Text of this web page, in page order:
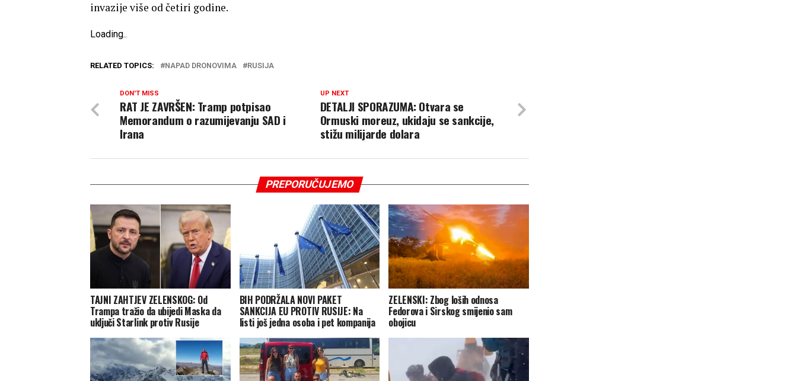
invazije više od četiri godine.
Loading...
RELATED TOPICS: NAPAD DRONOVIMA RUSIJA
UP NEXT
DETALJI SPORAZUMA: Otvara se
Ormuski moreuz, ukidaju se sankcije,
stižu milijarde dolara
DON'T MISS
RAT JE ZAVRŠEN: Tramp potpisao
Memorandum o razumijevanju SAD i
Irana
PREPORUČUJEMO
TAJNI ZAHTJEV ZELENSKOG: Od
Trampa tražio da ubijedi Maska da
uključi Starlink protiv Rusije
BIH PODRŽALA NOVI PAKET
SANKCIJA EU PROTIV RUSIJE: Na
listi još jedna osoba i pet kompanija
ZELENSKI: Zbog loših odnosa
Fedorova i Sirskog smijenio sam
obojicu